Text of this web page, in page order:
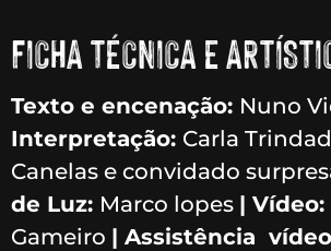
FICHA TÉCNICA E
Texto e encenação: Nuno
Interpretação: Carla
Canelas e convidado
de Luz: Marco lopes | Vídeo:
Gameiro | Assistência